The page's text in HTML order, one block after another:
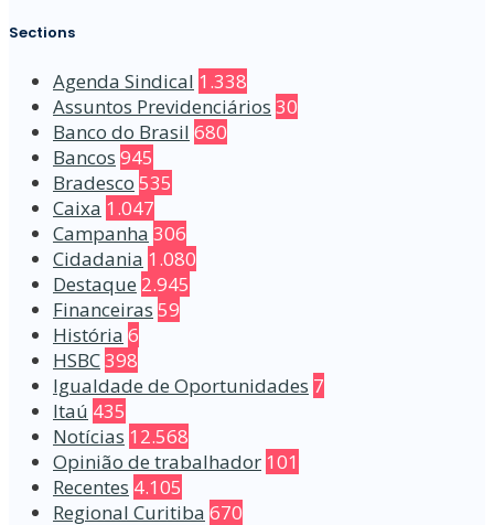
Sections
Agenda Sindical 1.338
Assuntos Previdenciários 30
Banco do Brasil 680
Bancos 945
Bradesco 535
Caixa 1.047
Campanha 306
Cidadania 1.080
Destaque 2.945
Financeiras 59
História 6
HSBC398
Igualdade de Oportunidades 7
Itaú 435
Notícias 12.568
Opinião de trabalhador 101
Recentes 4.105
Regional Curitiba 670